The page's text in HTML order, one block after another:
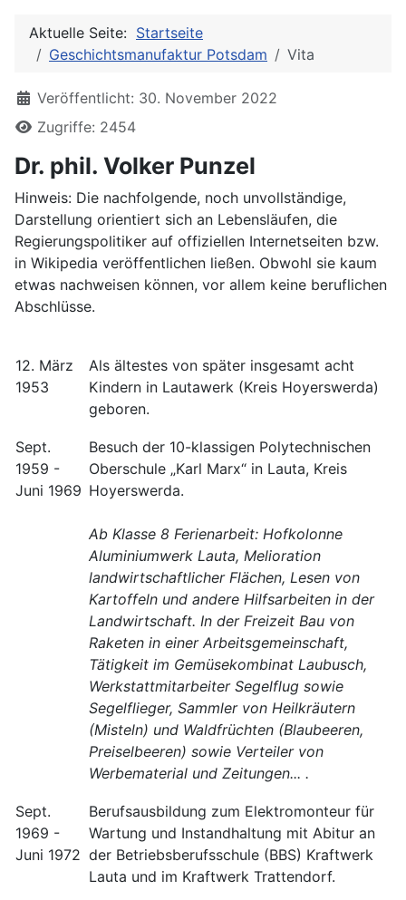
Aktuelle Seite: Startseite
Geschichtsmanufaktur Potsdam
Vita
Details
Veröffentlicht: 30. November 2022
Zugriffe: 2454
Dr. phil. Volker Punzel
Hinweis: Die nachfolgende, noch unvollständige,
Darstellung orientiert sich an Lebensläufen, die
Regierungspolitiker auf offiziellen Internetseiten bzw.
in Wikipedia veröffentlichen ließen. Obwohl sie kaum
etwas nachweisen können, vor allem keine beruflichen
Abschlüsse.
12. März
1953
Als ältestes von später insgesamt acht
Kindern in Lautawerk (Kreis Hoyerswerda)
geboren.
Sept.
1959 -
Juni 1969
Besuch der 10-klassigen Polytechnischen
Oberschule „Karl Marx“ in Lauta, Kreis
Hoyerswerda.
Ab Klasse 8 Ferienarbeit: Hofkolonne
Aluminiumwerk Lauta, Melioration
landwirtschaftlicher Flächen, Lesen von
Kartoffeln und andere Hilfsarbeiten in der
Landwirtschaft. In der Freizeit Bau von
Raketen in einer Arbeitsgemeinschaft,
Tätigkeit im Gemüsekombinat Laubusch,
Werkstattmitarbeiter Segelflug sowie
Segelflieger, Sammler von Heilkräutern
(Misteln) und Waldfrüchten (Blaubeeren,
Preiselbeeren) sowie Verteiler von
Werbematerial und Zeitungen... .
Sept.
1969 -
Juni 1972
Berufsausbildung zum Elektromonteur für
Wartung und Instandhaltung mit Abitur an
der Betriebsberufsschule (BBS) Kraftwerk
Lauta und im Kraftwerk Trattendorf.